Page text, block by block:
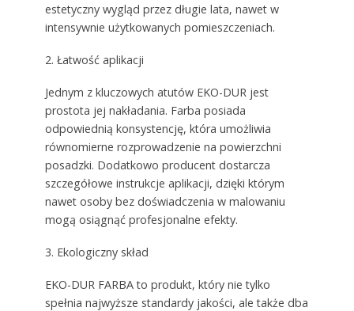
estetyczny wygląd przez długie lata, nawet w
intensywnie użytkowanych pomieszczeniach.
2. Łatwość aplikacji
Jednym z kluczowych atutów EKO-DUR jest
prostota jej nakładania. Farba posiada
odpowiednią konsystencję, która umożliwia
równomierne rozprowadzenie na powierzchni
posadzki. Dodatkowo producent dostarcza
szczegółowe instrukcje aplikacji, dzięki którym
nawet osoby bez doświadczenia w malowaniu
mogą osiągnąć profesjonalne efekty.
3. Ekologiczny skład
EKO-DUR FARBA to produkt, który nie tylko
spełnia najwyższe standardy jakości, ale także dba